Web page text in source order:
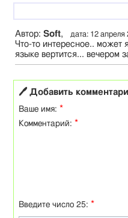
Автор: Soft, дата: 12
Что-то интересное.. может
языке вертится... вечером
🖊 Добавить
Ваше имя: *
Комментарий: *
Введите число 25: *